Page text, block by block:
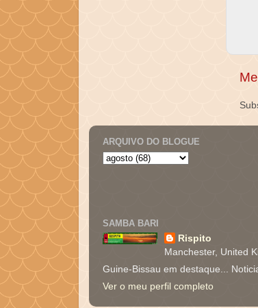
ARQUIVO DO BLOGUE
SAMBA BARI
Rispito
Manchester, United
Guine-Bissau em destaque...
Ver o meu perfil completo